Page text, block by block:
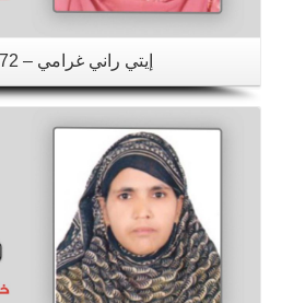
إيتي راني غرامي – B1172
تفاصيل